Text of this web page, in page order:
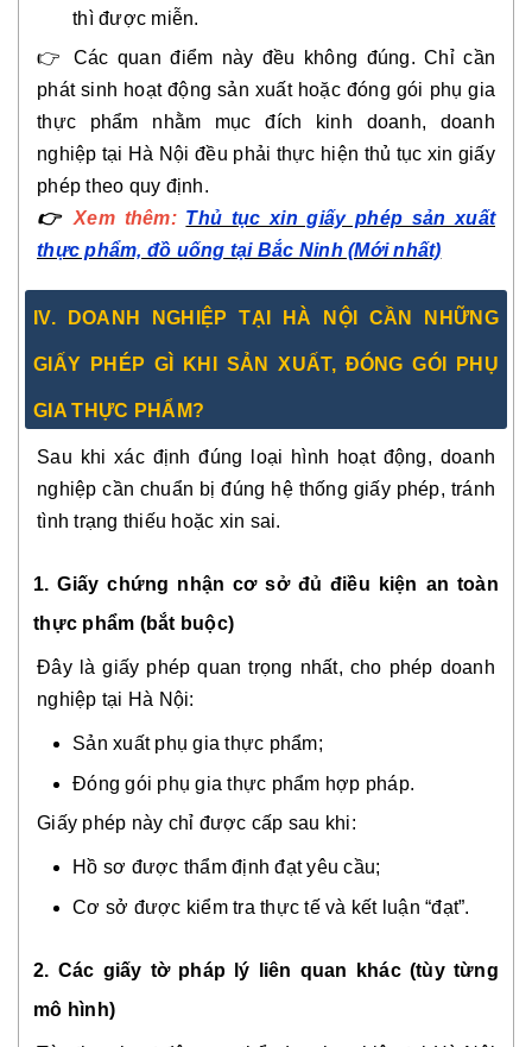
thì được miễn.
👉 Các quan điểm này đều không đúng. Chỉ cần
phát sinh hoạt động sản xuất hoặc đóng gói phụ gia
thực phẩm nhằm mục đích kinh doanh, doanh
nghiệp tại Hà Nội đều phải thực hiện thủ tục xin giấy
phép theo quy định.
👉Xem thêm: Thủ tục xin giấy phép sản xuất
thực phẩm, đồ uống tại Bắc Ninh (Mới nhất)
IV. DOANH NGHIỆP TẠI HÀ NỘI CẦN NHỮNG
GIẤY PHÉP GÌ KHI SẢN XUẤT, ĐÓNG GÓI PHỤ
GIA THỰC PHẨM?
Sau khi xác định đúng loại hình hoạt động, doanh
nghiệp cần chuẩn bị đúng hệ thống giấy phép, tránh
tình trạng thiếu hoặc xin sai.
1. Giấy chứng nhận cơ sở đủ điều kiện an toàn
thực phẩm (bắt buộc)
Đây là giấy phép quan trọng nhất, cho phép doanh
nghiệp tại Hà Nội:
Sản xuất phụ gia thực phẩm;
Đóng gói phụ gia thực phẩm hợp pháp.
Giấy phép này chỉ được cấp sau khi:
Hồ sơ được thẩm định đạt yêu cầu;
Cơ sở được kiểm tra thực tế và kết luận “đạt”.
2. Các giấy tờ pháp lý liên quan khác (tùy từng
mô hình)